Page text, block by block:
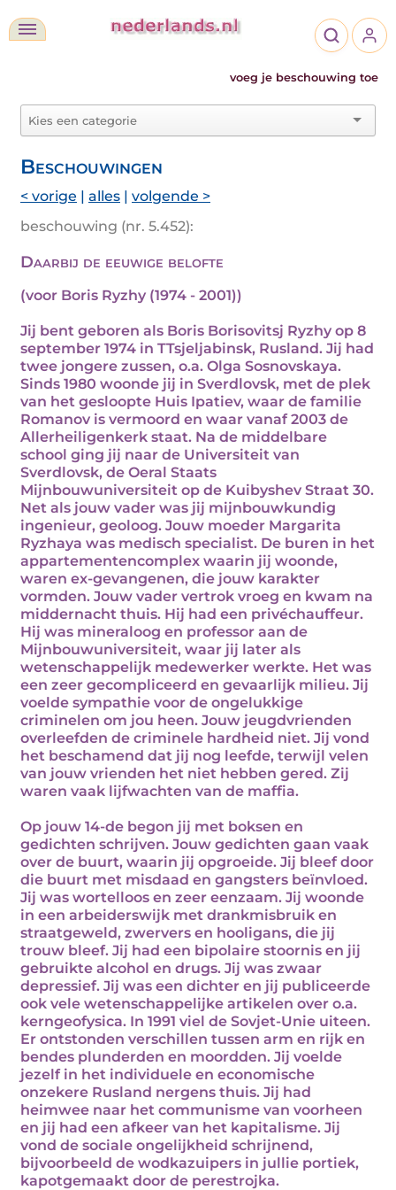
voeg je beschouwing toe
Beschouwingen
< vorige | alles | volgende >
beschouwing (nr. 5.452):
Daarbij de eeuwige belofte
(voor Boris Ryzhy (1974 - 2001))
Jij bent geboren als Boris Borisovitsj Ryzhy op 8
september 1974 in TTsjeljabinsk, Rusland. Jij had
twee jongere zussen, o.a. Olga Sosnovskaya.
Sinds 1980 woonde jij in Sverdlovsk, met de plek
van het gesloopte Huis Ipatiev, waar de familie
Romanov is vermoord en waar vanaf 2003 de
Allerheiligenkerk staat. Na de middelbare
school ging jij naar de Universiteit van
Sverdlovsk, de Oeral Staats
Mijnbouwuniversiteit op de Kuibyshev Straat 30.
Net als jouw vader was jij mijnbouwkundig
ingenieur, geoloog. Jouw moeder Margarita
Ryzhaya was medisch specialist. De buren in het
appartementencomplex waarin jij woonde,
waren ex-gevangenen, die jouw karakter
vormden. Jouw vader vertrok vroeg en kwam na
middernacht thuis. Hij had een privéchauffeur.
Hij was mineraloog en professor aan de
Mijnbouwuniversiteit, waar jij later als
wetenschappelijk medewerker werkte. Het was
een zeer gecompliceerd en gevaarlijk milieu. Jij
voelde sympathie voor de ongelukkige
criminelen om jou heen. Jouw jeugdvrienden
overleefden de criminele hardheid niet. Jij vond
het beschamend dat jij nog leefde, terwijl velen
van jouw vrienden het niet hebben gered. Zij
waren vaak lijfwachten van de maffia.
Op jouw 14-de begon jij met boksen en
gedichten schrijven. Jouw gedichten gaan vaak
over de buurt, waarin jij opgroeide. Jij bleef door
die buurt met misdaad en gangsters beïnvloed.
Jij was wortelloos en zeer eenzaam. Jij woonde
in een arbeiderswijk met drankmisbruik en
straatgeweld, zwervers en hooligans, die jij
trouw bleef. Jij had een bipolaire stoornis en jij
gebruikte alcohol en drugs. Jij was zwaar
depressief. Jij was een dichter en jij publiceerde
ook vele wetenschappelijke artikelen over o.a.
kerngeofysica. In 1991 viel de Sovjet-Unie uiteen.
Er ontstonden verschillen tussen arm en rijk en
bendes plunderden en moordden. Jij voelde
jezelf in het individuele en economische
onzekere Rusland nergens thuis. Jij had
heimwee naar het communisme van voorheen
en jij had een afkeer van het kapitalisme. Jij
vond de sociale ongelijkheid schrijnend,
bijvoorbeeld de wodkazuipers in jullie portiek,
kapotgemaakt door de perestrojka.